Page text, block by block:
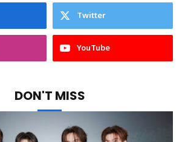
Twitter
YouTube
DON'T MISS